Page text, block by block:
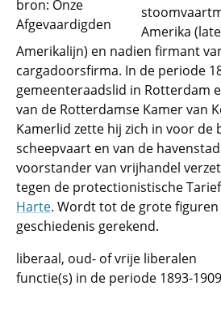
bron: Onze
Afgevaardigden
Amerika
Amerikalijn) en nadien firmant
cargadoorsfirma. In de periode
gemeenteraadslid in Rotterdam
van de Rotterdamse Kamer van
Kamerlid zette hij zich in voor de
scheepvaart en van de
voorstander van vrijhandel
tegen de protectionistische
Harte. Wordt tot de grote
geschiedenis gerekend.
liberaal, oud- of vrije liberalen
functie(s) in de periode 1893-